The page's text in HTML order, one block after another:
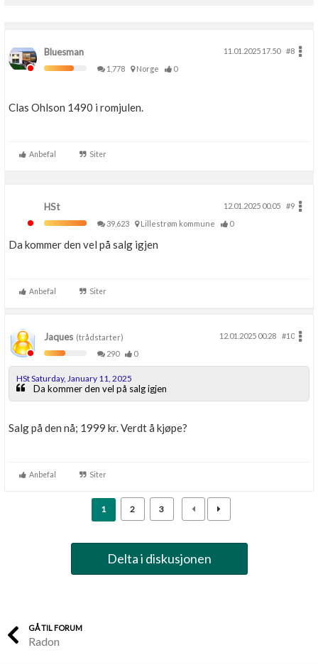
Bluesman 11.01.2025 17.50
#8
1,778
Norge 0
Clas Ohlson 1490 i romjulen.
Anbefal Siter
HSt 12.01.2025 00.05
#9
39,623
Lillestrøm kommune 0
Da kommer den vel på salg igjen
Anbefal Siter
Jaques (trådstarter) 12.01.2025 00.28
#10
290
0
HSt Saturday, January 11, 2025
Da kommer den vel på salg igjen
Salg på den nå; 1999 kr. Verdt å kjøpe?
Anbefal Siter
1 2 3
Delta i diskusjonen
GÅ TIL FORUM
Radon